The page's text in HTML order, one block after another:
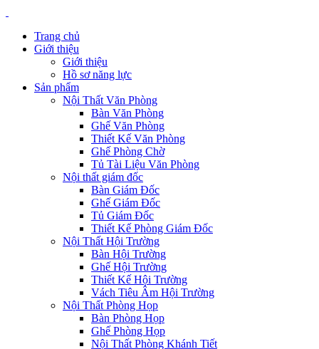
Trang chủ
Giới thiệu
Giới thiệu
Hồ sơ năng lực
Sản phẩm
Nội Thất Văn Phòng
Bàn Văn Phòng
Ghế Văn Phòng
Thiết Kế Văn Phòng
Ghế Phòng Chờ
Tủ Tài Liệu Văn Phòng
Nội thất giám đốc
Bàn Giám Đốc
Ghế Giám Đốc
Tủ Giám Đốc
Thiết Kế Phòng Giám Đốc
Nội Thất Hội Trường
Bàn Hội Trường
Ghế Hội Trường
Thiết Kế Hội Trường
Vách Tiêu Âm Hội Trường
Nội Thất Phòng Họp
Bàn Phòng Họp
Ghế Phòng Họp
Nội Thất Phòng Khánh Tiết